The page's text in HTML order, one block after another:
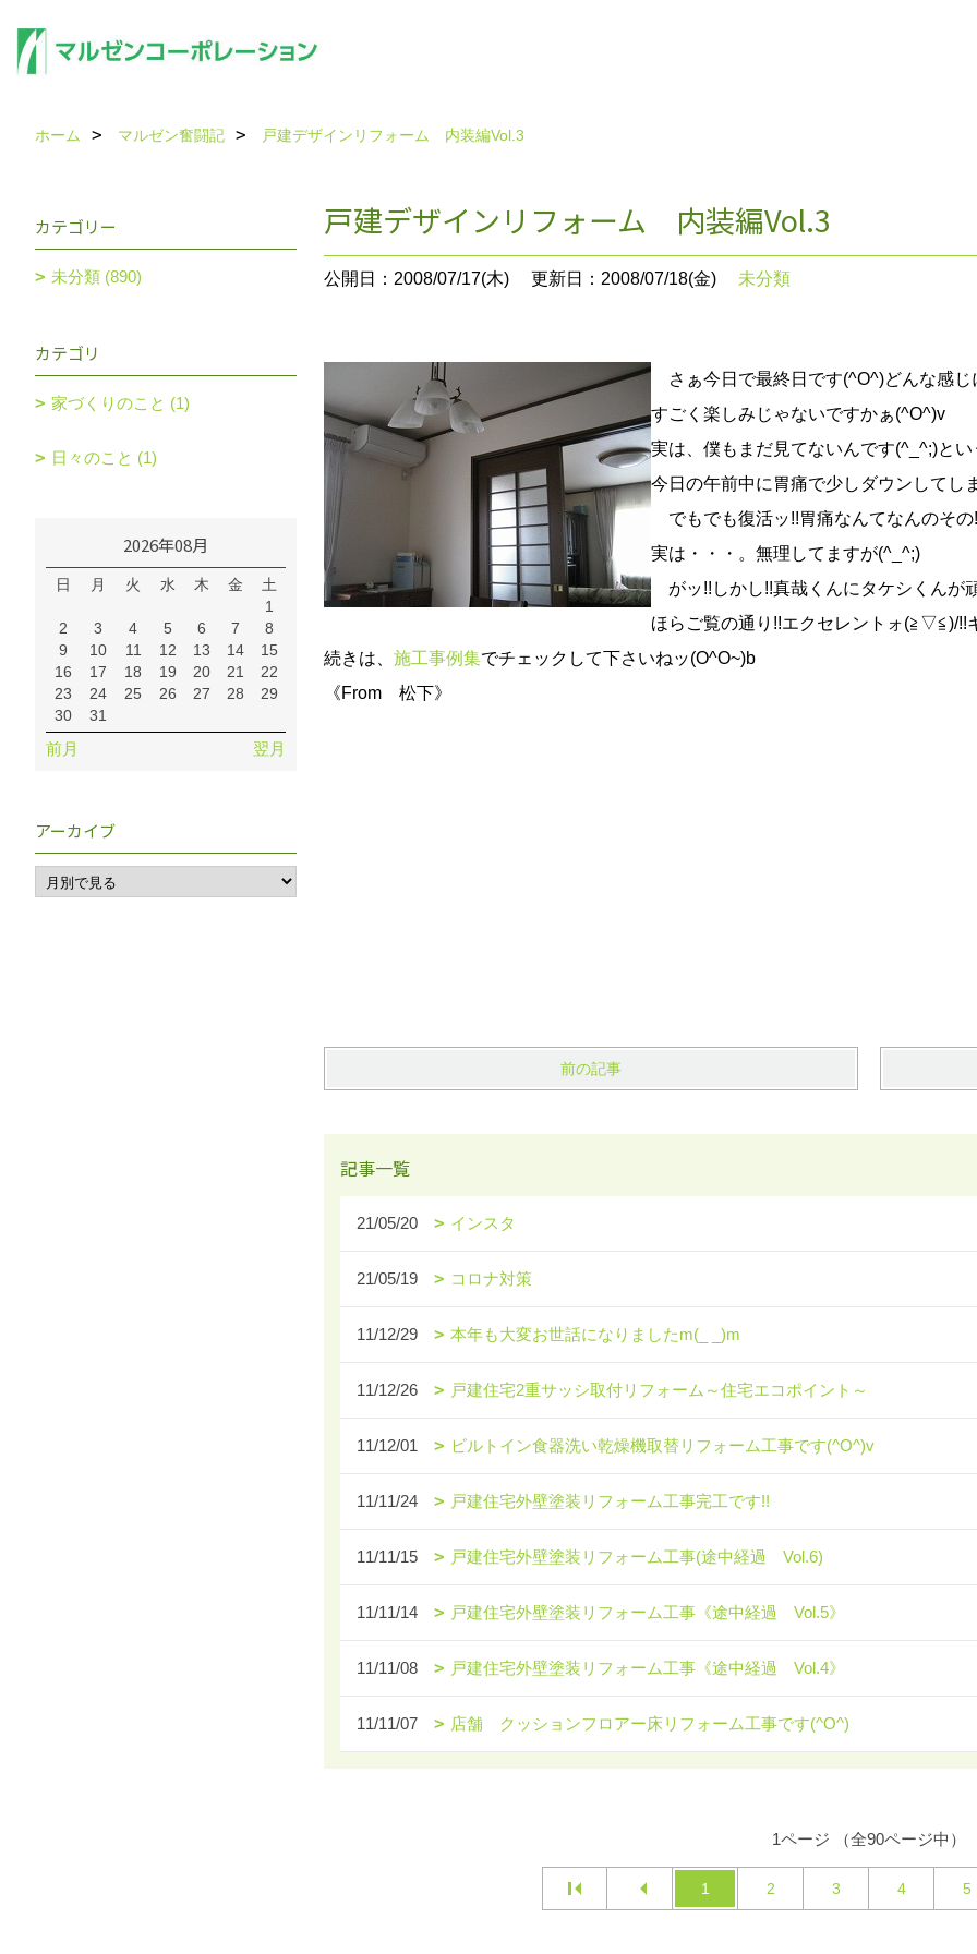
ホーム マルゼン奮闘記 戸建デザインリフォーム 内装編Vol.3
戸建デザインリフォーム 内装編Vol.3
公開日：2008/07/17(木) 更新日：2008/07/18(金) 未分類
さぁ今日で最終日です(^O^)どんな感じ
すごく楽しみじゃないですかぁ(^O^)v
実は、僕もまだ見てないんです(^_^;)と
今日の午前中に胃痛で少しダウンしてし
でもでも復活ッ!!胃痛なんてなんのそ
実は・・・。無理してますが(^_^;)
がッ!!しかし!!真哉くんにタケシくんが
ほらご覧の通り!!エクセレントォ(≧▽≦)/!!
続きは、 施工事例集でチェックして下さいねッ(O^O~)b
《From 松下》
前の記事
記事一覧
21/05/20 インスタ
21/05/19 コロナ対策
11/12/29 本年も大変お世話になりましたm(_ _)m
11/12/26 戸建住宅2重サッシ取付リフォーム～住宅エコポイント～
11/12/01 ビルトイン食器洗い乾燥機取替リフォーム工事です(^O^)v
11/11/24 戸建住宅外壁塗装リフォーム工事完工です!!
11/11/15 戸建住宅外壁塗装リフォーム工事(途中経過 Vol.6)
11/11/14 戸建住宅外壁塗装リフォーム工事《途中経過 Vol.5》
11/11/08 戸建住宅外壁塗装リフォーム工事《途中経過 Vol.4》
11/11/07 店舗 クッションフロアー床リフォーム工事です(^O^)
1ページ （全90ページ中）
1 2 3 4 5
カテゴリー
未分類 (890)
カテゴリ
家づくりのこと (1)
日々のこと (1)
2026年08月
日 月 火 水 木 金
土
1
2
3 4 5 6 7
8
9
10 11 12 13 14
15
16
17 18 19 20 21
22
23
24 25 26 27 28
29
30
31
前月 翌月
アーカイブ